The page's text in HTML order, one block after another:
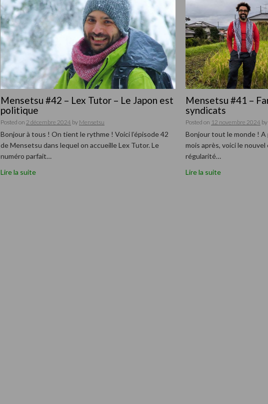
Mensetsu #42 – Lex Tutor – Le Japon est
politique
Posted on 2 décembre 2024 by Mensetsu
Bonjour à tous ! On tient le rythme ! Voici l’épisode 42
de Mensetsu dans lequel on accueille Lex Tutor. Le
numéro parfait…
Lire la suite
Mensetsu #41 –
syndicats
Posted on 12 novembre 2024 by
Bonjour tout le monde !
mois après, voici le
régularité…
Lire la suite